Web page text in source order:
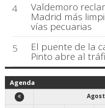
4
Valdemoro
Madrid más
vías pecuarias
5
El puente de la
Pinto abre al
Agenda